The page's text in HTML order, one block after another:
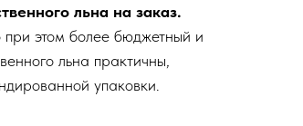
льна на заказ.
этом более бюджетный и
льна практичны,
упаковки.